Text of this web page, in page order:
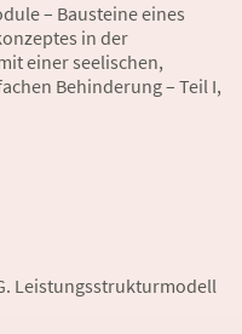
– Bausteine eines
in der
einer seelischen,
Behinderung – Teil I,
Leistungsstrukturmodell